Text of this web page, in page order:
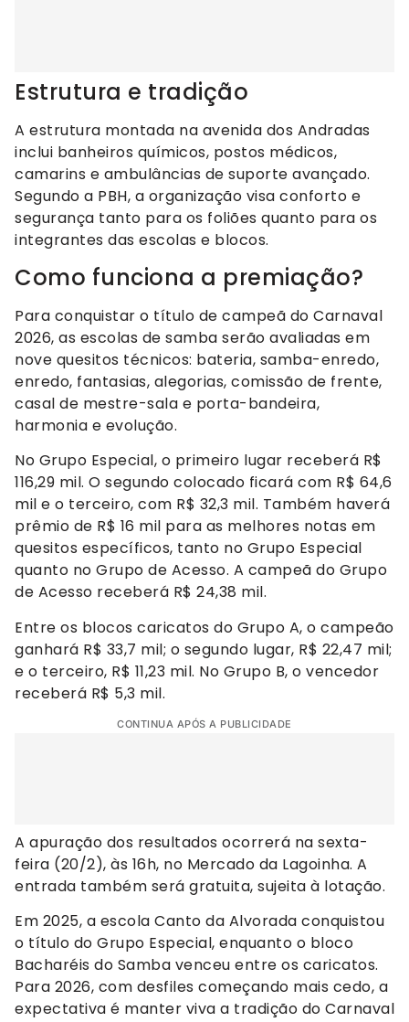
Estrutura e tradição
A estrutura montada na avenida dos Andradas
inclui banheiros químicos, postos médicos,
camarins e ambulâncias de suporte avançado.
Segundo a PBH, a organização visa conforto e
segurança tanto para os foliões quanto para os
integrantes das escolas e blocos.
Como funciona a premiação?
Para conquistar o título de campeã do Carnaval
2026, as escolas de samba serão avaliadas em
nove quesitos técnicos: bateria, samba-enredo,
enredo, fantasias, alegorias, comissão de frente,
casal de mestre-sala e porta-bandeira,
harmonia e evolução.
No Grupo Especial, o primeiro lugar receberá R$
116,29 mil. O segundo colocado ficará com R$ 64,6
mil e o terceiro, com R$ 32,3 mil. Também haverá
prêmio de R$ 16 mil para as melhores notas em
quesitos específicos, tanto no Grupo Especial
quanto no Grupo de Acesso. A campeã do Grupo
de Acesso receberá R$ 24,38 mil.
Entre os blocos caricatos do Grupo A, o campeão
ganhará R$ 33,7 mil; o segundo lugar, R$ 22,47 mil;
e o terceiro, R$ 11,23 mil. No Grupo B, o vencedor
receberá R$ 5,3 mil.
CONTINUA APÓS A PUBLICIDADE
A apuração dos resultados ocorrerá na sexta-
feira (20/2), às 16h, no Mercado da Lagoinha. A
entrada também será gratuita, sujeita à lotação.
Em 2025, a escola Canto da Alvorada conquistou
o título do Grupo Especial, enquanto o bloco
Bacharéis do Samba venceu entre os caricatos.
Para 2026, com desfiles começando mais cedo, a
expectativa é manter viva a tradição do Carnaval